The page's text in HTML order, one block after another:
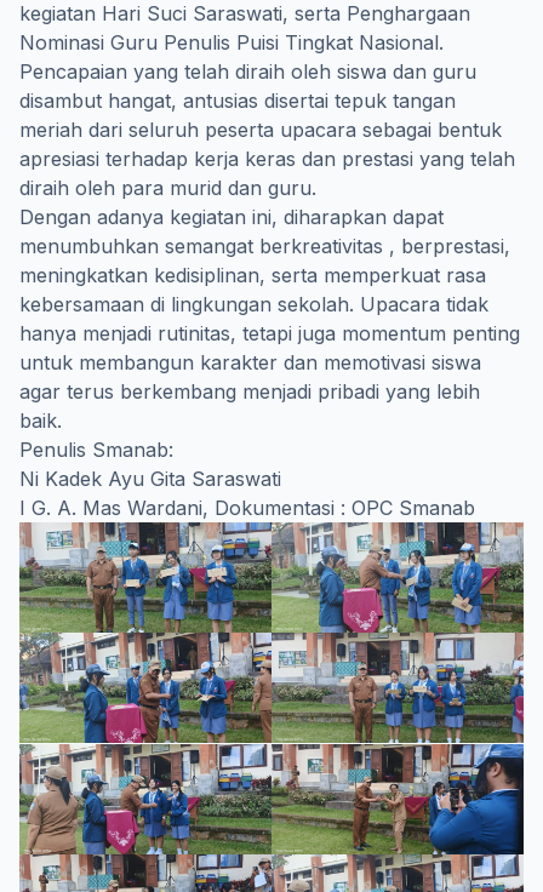
kegiatan Hari Suci Saraswati, serta Penghargaan
Nominasi Guru Penulis Puisi Tingkat Nasional.
Pencapaian yang telah diraih oleh siswa dan guru
disambut hangat, antusias disertai tepuk tangan
meriah dari seluruh peserta upacara sebagai bentuk
apresiasi terhadap kerja keras dan prestasi yang telah
diraih oleh para murid dan guru.
Dengan adanya kegiatan ini, diharapkan dapat
menumbuhkan semangat berkreativitas , berprestasi,
meningkatkan kedisiplinan, serta memperkuat rasa
kebersamaan di lingkungan sekolah. Upacara tidak
hanya menjadi rutinitas, tetapi juga momentum penting
untuk membangun karakter dan memotivasi siswa
agar terus berkembang menjadi pribadi yang lebih
baik.
Penulis Smanab:
Ni Kadek Ayu Gita Saraswati
I G. A. Mas Wardani, Dokumentasi : OPC Smanab